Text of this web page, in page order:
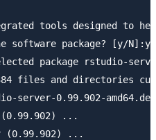
tools designed to
software package? [y/N]:y
package rstudio-
files and directories
server-0.99.902-
(0.99.902) ...
(0.99.902) ...